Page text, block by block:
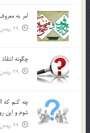
امر به
29 بهمن 96
چگونه
29 بهمن 96
چه كنم كه
شوم و اين
29 بهمن 96